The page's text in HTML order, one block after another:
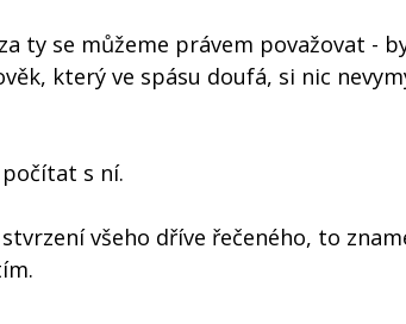
ty se můžeme právem považovat -
který ve spásu doufá, si nic
s ní.
všeho dříve řečeného, to